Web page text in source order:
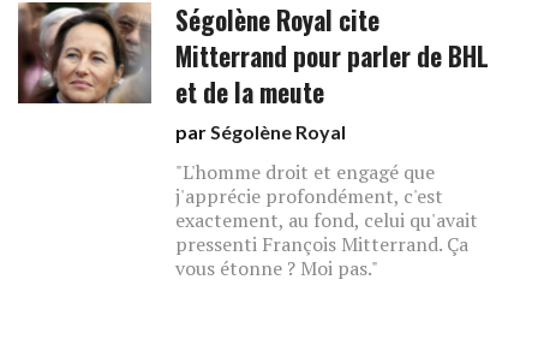
Ségolène Royal cite
Mitterrand pour parler de BHL
et de la meute
parSégolène Royal
"L'homme droit et engagé que
j'apprécie profondément, c'est
exactement, au fond, celui qu'avait
pressenti François Mitterrand. Ça
vous étonne ? Moi pas."